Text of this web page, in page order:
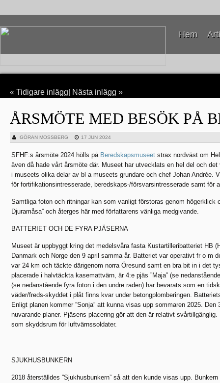
Hem
« Tidigare inlägg Nästa inlägg »
ÅRSMÖTE MED BESÖK PÅ
GÖRAN MOSSBERG 17 JUN 2024
SFHF:s årsmöte 2024 hölls på Beredskapsmuseet strax nordväst om
även då hade vårt årsmöte där. Museet har utvecklats en hel del och
i museets olika delar av bl a museets grundare och chef Johan
för fortifikationsintresserade, beredskaps-/försvarsintresserade samt för
Samtliga foton och ritningar kan som vanligt förstoras genom högerklick
Djuramåsa” och återges här med författarens vänliga medgivande.
BATTERIET OCH DE FYRA PJÄSERNA
Museet är uppbyggt kring det medelsvåra fasta Kustartilleribatteriet HB
Danmark och Norge den 9 april samma år. Batteriet var operativt fr o
var 24 km och täckte därigenom norra Öresund samt en bra bit in i det
placerade i halvtäckta kasemattvärn, är 4:e pjäs ”Maja” (se
(se nedanstående fyra foton i den undre raden) har bevarats som en
väder/freds-skyddet i plåt finns kvar under betongplomberingen.
Enligt planen kommer ”Sonja” att kunna visas upp sommaren 2025.
nuvarande planer. Pjäsens placering gör att den är relativt
som skyddsrum för luftvärnssoldater.
SJUKHUSBUNKERN
2018 återställdes ”Sjukhusbunkern” så att den kunde visas upp.